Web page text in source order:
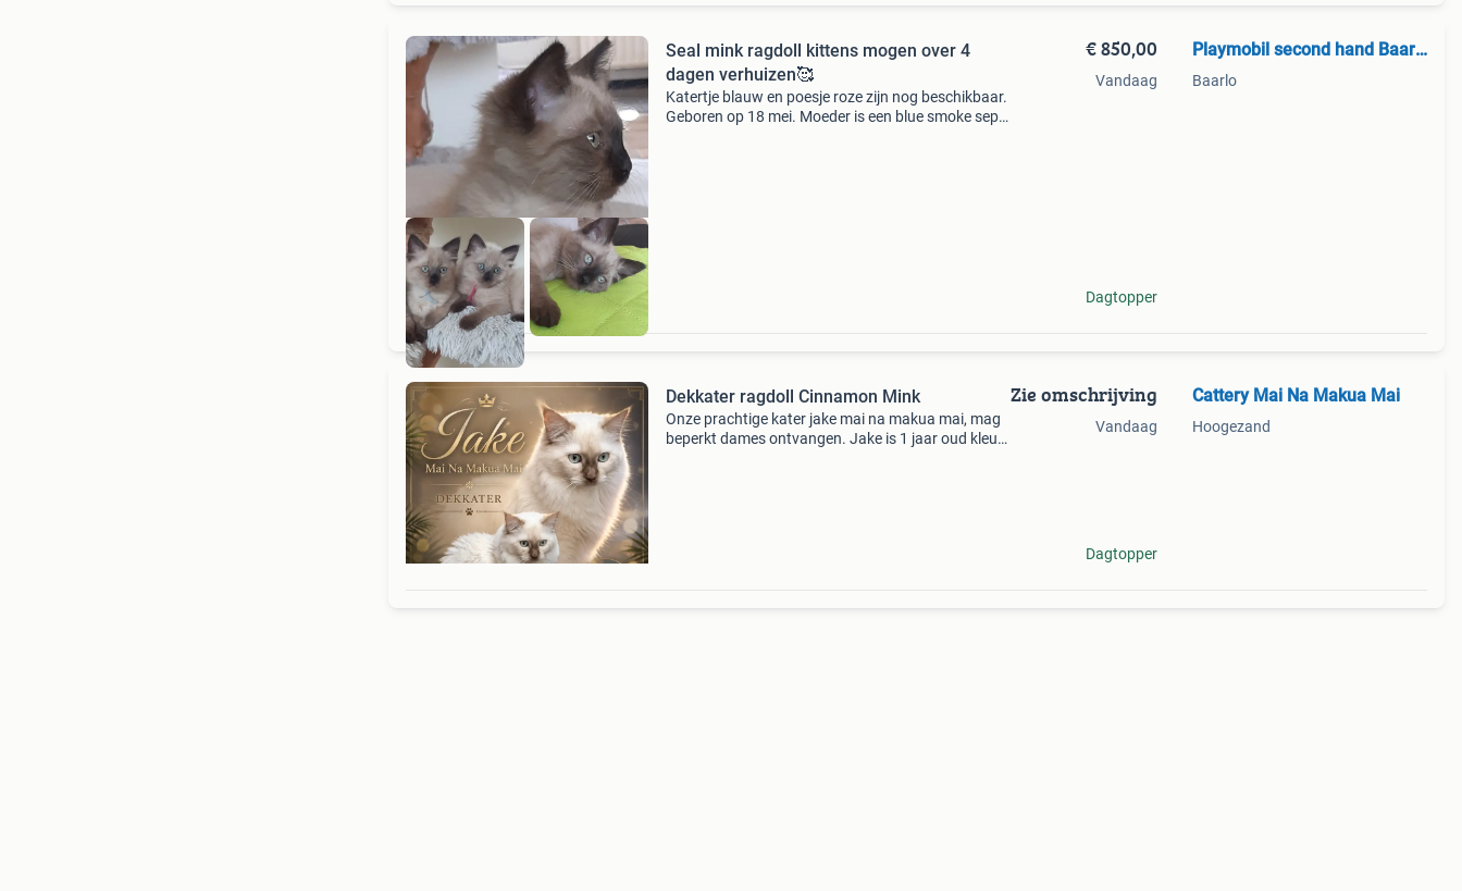
Seal mink ragdoll kittens mogen over 4
dagen verhuizen🥰
Katertje blauw en poesje roze zijn nog beschikbaar.
Geboren op 18 mei. Moeder is een blue smoke sepia
€ 850,00
Vandaag
Dagtopper
Playmobil second hand Baarlo
Baarlo
Dekkater ragdoll Cinnamon Mink
Onze prachtige kater jake mai na makua mai, mag
beperkt dames ontvangen. Jake is 1 jaar oud kleur:
Zie omschrijving
Vandaag
Dagtopper
Cattery Mai Na Makua Mai
Hoogezand